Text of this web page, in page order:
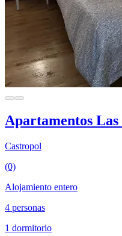
Apartamentos
Castropol
(0)
Alojamiento entero
4 personas
1 dormitorio